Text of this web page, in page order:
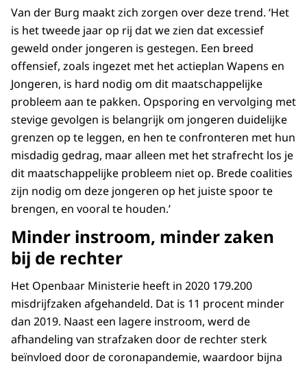
Geweld door minderjarigen (t/m
17 jaar)*:
Verdacht van ernstig geweldsdelict: van 1633
naar 1904
Verdacht van (poging tot) doodslag: van 133
naar 199
Verdacht van (poging tot) moord: van 14 naar
25
Geweld door jongvolwassenen
(18 -21 jr)*:
naar 1979
Verdacht van (poging tot) doodslag: van 164
Verdacht van (poging tot) moord: van 52 naar
64
*Aantal verdachten t.o.v. 2019
Van der Burg maakt zich zorgen over deze trend. ‘Het
is het tweede jaar op rij dat we zien dat excessief
geweld onder jongeren is gestegen. Een breed
offensief, zoals ingezet met het actieplan Wapens en
Jongeren, is hard nodig om dit maatschappelijke
probleem aan te pakken. Opsporing en vervolging met
stevige gevolgen is belangrijk om jongeren duidelijke
grenzen op te leggen, en hen te confronteren met hun
misdadig gedrag, maar alleen met het strafrecht los je
dit maatschappelijke probleem niet op. Brede coalities
zijn nodig om deze jongeren op het juiste spoor te
brengen, en vooral te houden.’
Minder instroom, minder zaken
bij de rechter
Het Openbaar Ministerie heeft in 2020 179.200
misdrijfzaken afgehandeld. Dat is 11 procent minder
dan 2019. Naast een lagere instroom, werd de
afhandeling van strafzaken door de rechter sterk
beïnvloed door de coronapandemie, waardoor bijna